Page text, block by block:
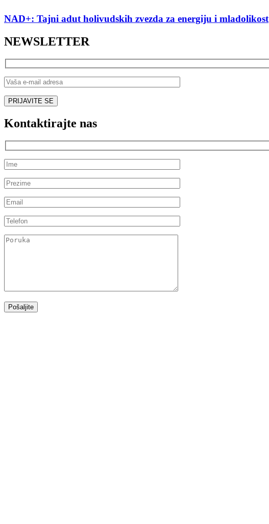
NAD+: Tajni adut holivudskih zvezda za energiju i mladolikost
NEWSLETTER
Kontaktirajte nas